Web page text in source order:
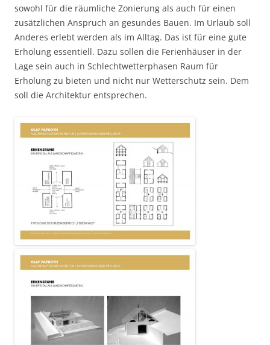
sowohl für die räumliche Zonierung als auch für einen
zusätzlichen Anspruch an gesundes Bauen. Im Urlaub soll
Anderes erlebt werden als im Alltag. Das ist für eine gute
Erholung essentiell. Dazu sollen die Ferienhäuser in der
Lage sein auch in Schlechtwetterphasen Raum für
Erholung zu bieten und nicht nur Wetterschutz sein. Dem
soll die Architektur entsprechen.